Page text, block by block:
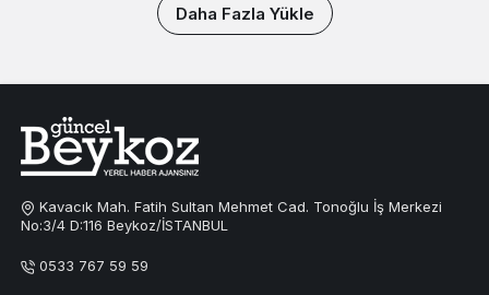
Daha Fazla Yükle
Kavacık Mah. Fatih Sultan Mehmet Cad. Tonoğlu İş Merkezi
No:3/4 D:116 Beykoz/İSTANBUL
0533 767 59 59